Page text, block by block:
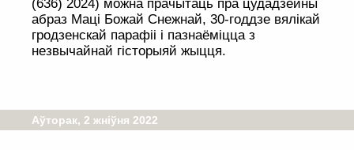
(636) 2024) можна прачытаць пра цудадзейны
абраз Маці Божай Снежнай, 30-годдзе вялікай
гродзенскай парафіі і пазнаёміцца з
незвычайнай гісторыяй жыцця.
Аўторак, 2 жніўня 2022